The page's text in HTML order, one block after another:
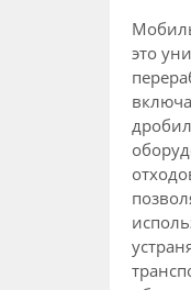
это